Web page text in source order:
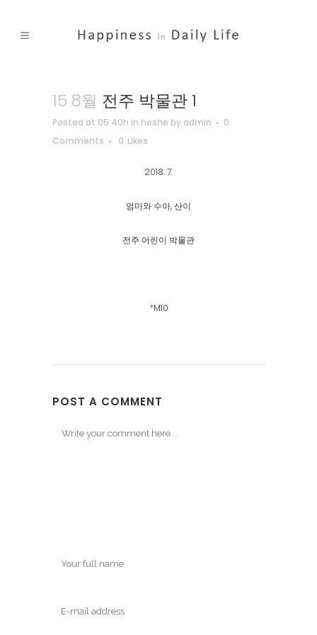
15 8월 전주 박물관 1
Posted at 05:40h in heshe by admin
0
Comments
0 Likes
2018. 7.
엄마와 수아, 산이
전주 어린이 박물관
*M10
POST A COMMENT